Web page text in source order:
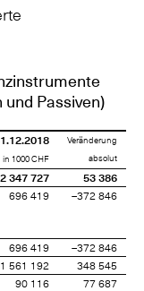
Passiven)
in 1000 CHF
Veränderung
absolut
2 347 727
53 386
696 419 –372 846
696 419
–372 846
1 561 192
348 545
90 116 77 687